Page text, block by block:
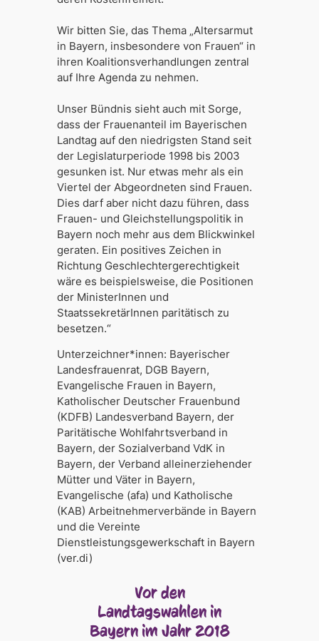
Wir bitten Sie, das Thema „Altersarmut
in Bayern, insbesondere von Frauen“ in
ihren Koalitionsverhandlungen zentral
auf Ihre Agenda zu nehmen.
Unser Bündnis sieht auch mit Sorge,
dass der Frauenanteil im Bayerischen
Landtag auf den niedrigsten Stand seit
der Legislaturperiode 1998 bis 2003
gesunken ist. Nur etwas mehr als ein
Viertel der Abgeordneten sind Frauen.
Dies darf aber nicht dazu führen, dass
Frauen- und Gleichstellungspolitik in
Bayern noch mehr aus dem Blickwinkel
geraten. Ein positives Zeichen in
Richtung Geschlechtergerechtigkeit
wäre es beispielsweise, die Positionen
der MinisterInnen und
StaatssekretärInnen paritätisch zu
besetzen.“
Unterzeichner*innen: Bayerischer
Landesfrauenrat, DGB Bayern,
Evangelische Frauen in Bayern,
Katholischer Deutscher Frauenbund
(KDFB) Landesverband Bayern, der
Paritätische Wohlfahrtsverband in
Bayern, der Sozialverband VdK in
Bayern, der Verband alleinerziehender
Mütter und Väter in Bayern,
Evangelische (afa) und Katholische
(KAB) Arbeitnehmerverbände in Bayern
und die Vereinte
Dienstleistungsgewerkschaft in Bayern
(ver.di)
Vor den
Landtagswahlen in
Bayern im Jahr 2018